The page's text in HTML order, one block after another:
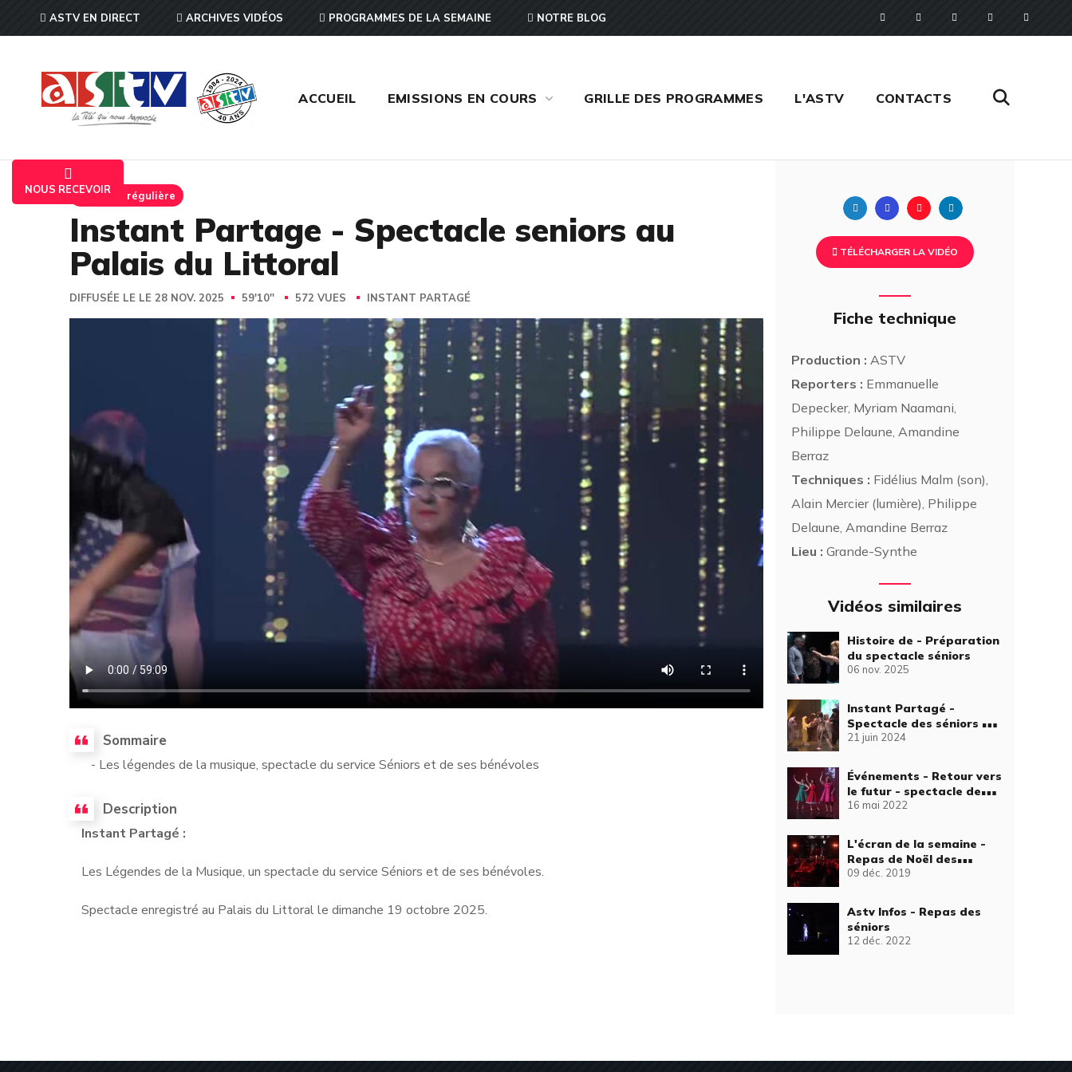
ASTV EN DIRECT ARCHIVES VIDÉOS PROGRAMMES DE LA SEMAINE NOTRE BLOG
ACCUEIL EMISSIONS EN COURS GRILLE DES PROGRAMMES L'ASTV CONTACTS
NOUS RECEVOIREmission régulière
Instant Partage - Spectacle seniors au
Palais du Littoral
DIFFUSÉE LE LE 28 NOV. 2025 59'10'' 572 VUES INSTANT PARTAGÉ
Sommaire
- Les légendes de la musique, spectacle du service Séniors et de ses bénévoles
Description
Instant Partagé :
Les Légendes de la Musique, un spectacle du service Séniors et de ses bénévoles.
Spectacle enregistré au Palais du Littoral le dimanche 19 octobre 2025.
Twitter FacebookPinterest
TÉLÉCHARGER LA VIDÉO
Fiche technique
Production : ASTV
Reporters : Emmanuelle
Depecker, Myriam Naamani,
Philippe Delaune, Amandine
Berraz
Techniques : Fidélius Malm (son),
Alain Mercier (lumière), Philippe
Delaune, Amandine Berraz
Lieu : Grande-Synthe
Vidéos similaires
Histoire de - Préparation
du spectacle séniors
06 nov. 2025
Instant Partagé -
Spectacle des séniors -
Merlin et la baguette
21 juin 2024
Événements - Retour vers
le futur - spectacle des
séniors
16 mai 2022
L'écran de la semaine -
Repas de Noël des
seniors
09 déc. 2019
Astv Infos - Repas des
séniors
12 déc. 2022